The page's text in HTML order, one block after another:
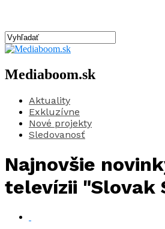
Mediaboom.sk
Aktuality
Exkluzívne
Nové projekty
Sledovanosť
Najnovšie
televízii "Slovak